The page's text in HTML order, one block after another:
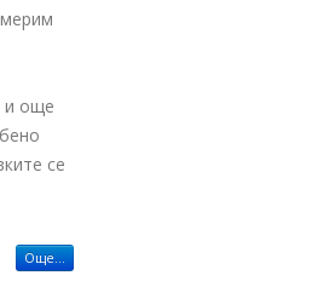
и още
се
Още...